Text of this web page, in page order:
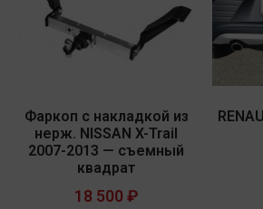
Фаркоп с накладкой из
нерж. NISSAN X-Trail
2007-2013 — съемный
квадрат
18 500 ₽